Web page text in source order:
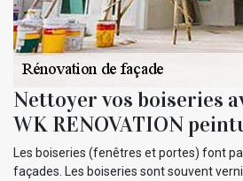
Nettoyer vos boiseries
WK RENOVATION
Les boiseries (fenêtres et portes) font
façades. Les boiseries sont souvent